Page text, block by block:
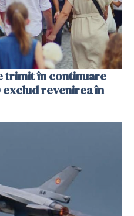
trimit în continuare
exclud revenirea în